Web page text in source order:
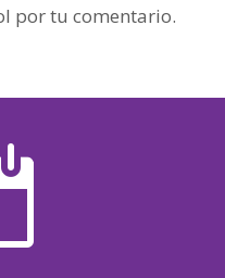
por tu comentario.